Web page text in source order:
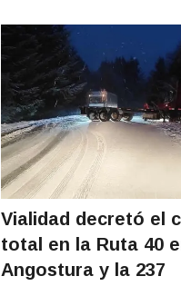
Vialidad decretó el
total en la Ruta 40
Angostura y la 237